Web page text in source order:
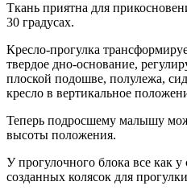
Ткань приятна для
30 градусах.
Кресло-прогулка
твердое дно-основание,
плоской подошве, полулежа,
кресло в вертикальное
Теперь подросшему малышу
высоты положения.
У прогулочного блока все как
созданных колясок для